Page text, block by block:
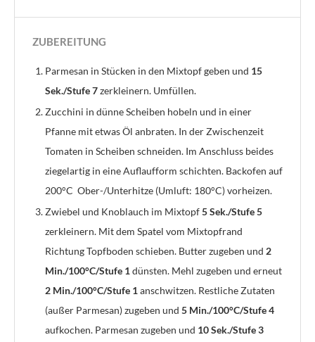
ZUBEREITUNG
Parmesan in Stücken in den Mixtopf geben und 15
Sek./Stufe 7zerkleinern. Umfüllen.
Zucchini in dünne Scheiben hobeln und in einer
Pfanne mit etwas Öl anbraten. In der Zwischenzeit
Tomaten in Scheiben schneiden. Im Anschluss beides
ziegelartig in eine Auflaufform schichten. Backofen auf
200°C Ober-/Unterhitze (Umluft: 180°C) vorheizen.
Zwiebel und Knoblauch im Mixtopf5 Sek./Stufe 5
zerkleinern. Mit dem Spatel vom Mixtopfrand
Richtung Topfboden schieben. Butter zugeben und 2
Min./100°C/Stufe 1dünsten. Mehl zugeben und erneut
2 Min./100°C/Stufe 1anschwitzen. Restliche Zutaten
(außer Parmesan) zugeben und 5 Min./100°C/Stufe 4
aufkochen. Parmesan zugeben und 10 Sek./Stufe 3